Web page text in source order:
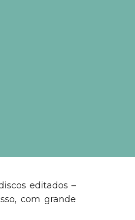
editados –
com grande